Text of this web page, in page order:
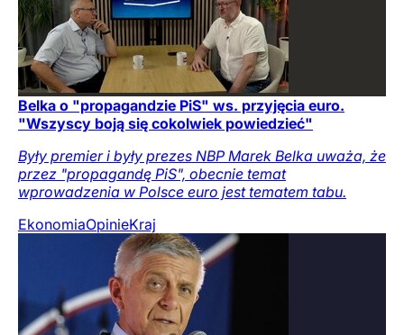
Belka o "propagandzie PiS" ws. przyjęcia euro.
"Wszyscy boją się cokolwiek powiedzieć"
Były premier i były prezes NBP Marek Belka uważa, że
przez "propagandę PiS", obecnie temat
wprowadzenia w Polsce euro jest tematem tabu.
EkonomiaOpinieKraj